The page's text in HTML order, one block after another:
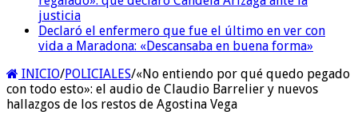
justicia
Declaró el enfermero que fue el último en ver con
vida a Maradona: «Descansaba en buena forma»
INICIO/POLICIALES/«No entiendo por qué quedo pegado
con todo esto»: el audio de Claudio Barrelier y nuevos
hallazgos de los restos de Agostina Vega